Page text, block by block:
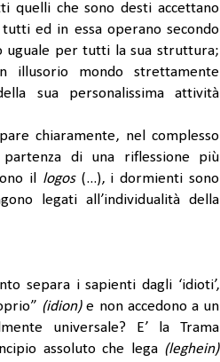
quelli che sono desti accettano
ed in essa operano secondo
uguale per tutti la sua struttura;
illusorio mondo strettamente
sua personalissima attività
chiaramente, nel complesso
di una riflessione più
il logos(...), i dormienti sono
legati all’individualità della
separa i sapienti dagli ‘idioti’,
(idion)e non accedono a un
universale? E’ la Trama
assoluto che lega (leghein)